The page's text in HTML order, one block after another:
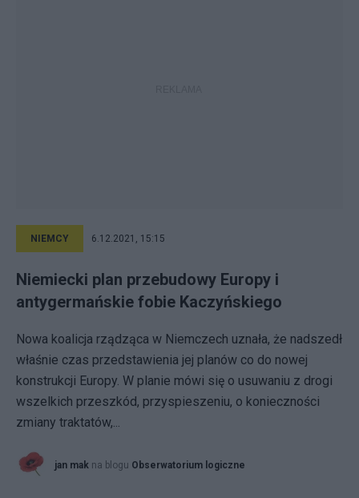
NIEMCY 6.12.2021, 15:15
Niemiecki plan przebudowy Europy i
antygermańskie fobie Kaczyńskiego
Nowa koalicja rządząca w Niemczech uznała, że nadszedł
właśnie czas przedstawienia jej planów co do nowej
konstrukcji Europy. W planie mówi się o usuwaniu z drogi
wszelkich przeszkód, przyspieszeniu, o konieczności
zmiany traktatów,...
jan mak na blogu Obserwatorium logiczne